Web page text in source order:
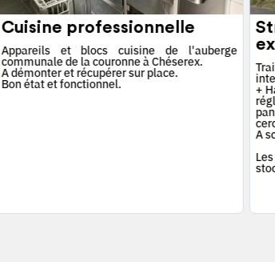
Cuisine professionnelle
Appareils et blocs cuisine de l'auberge
communale de la couronne à Chéserex.
A démonter et récupérer sur place.
Bon état et fonctionnel. +
A